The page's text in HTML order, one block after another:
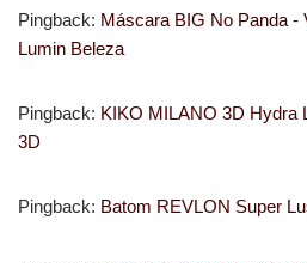
Pingback: Máscara BIG No Panda -
Lumin Beleza
Pingback: KIKO MILANO 3D Hydra
3D
Pingback: Batom REVLON Super